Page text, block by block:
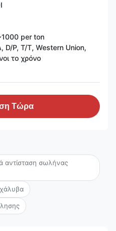
per ton
D/P, T/T, Western Union,
το χρόνο
Τώρα
αντίσταση σωλήνας